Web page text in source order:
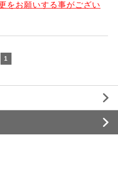
をお願いする事がござい
1